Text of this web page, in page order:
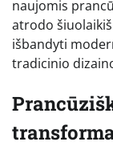
naujomis
atrodo
išbandyti
tradicinio